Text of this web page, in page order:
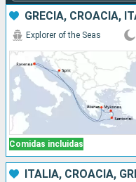
GRECIA, CROACIA,
Comidas incluidas
Explorer of the Seas
ITALIA, CROACIA,